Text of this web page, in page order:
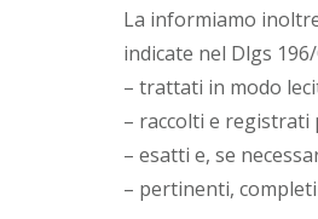
La informiamo
indicate nel Dlgs
– trattati in modo
– raccolti e
– esatti e, se
– pertinenti,